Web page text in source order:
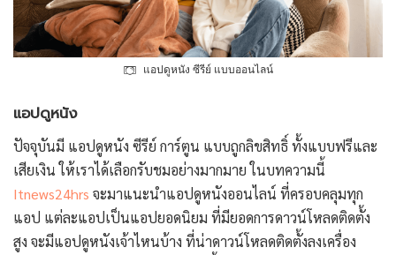
แอปดูหนัง ซีรีย์ แบบออนไลน์
แอปดูหนัง
ปัจจุบันมี แอปดูหนัง ซีรีย์ การ์ตูน แบบถูกลิขสิทธิ์ ทั้งแบบฟรีและ
เสียเงิน ให้เราได้เลือกรับชมอย่างมากมาย ในบทความนี้
Itnews24hrs จะมาแนะนำแอปดูหนังออนไลน์ ที่ครอบคลุมทุก
แอป แต่ละแอปเป็นแอปยอดนิยม ที่มียอดการดาวน์โหลดติดตั้ง
สูง จะมีแอปดูหนังเจ้าไหนบ้าง ที่น่าดาวน์โหลดติดตั้งลงเครื่อง